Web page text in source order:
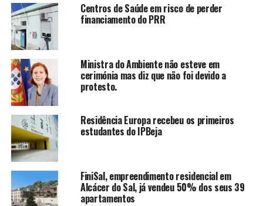
Centros de Saúde em risco de perder
financiamento do PRR
Ministra do Ambiente não esteve em
cerimónia mas diz que não foi devido a
protesto.
Residência Europa recebeu os primeiros
estudantes do IPBeja
FiniSal, empreendimento residencial em
Alcácer do Sal, já vendeu 50% dos seus 39
apartamentos